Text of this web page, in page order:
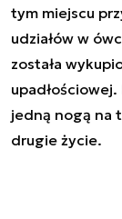
tym miejscu
udziałów w
została
jedną nogą na
drugie życie.